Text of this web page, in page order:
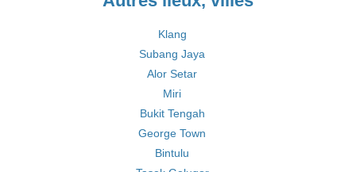
Klang
Subang Jaya
Alor Setar
Miri
Bukit Tengah
George Town
Bintulu